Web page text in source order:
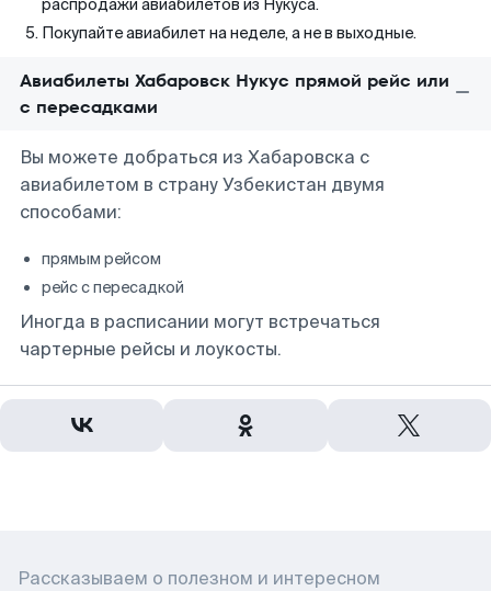
распродажи авиабилетов из Нукуса.
Покупайте авиабилет на неделе, а не в выходные.
Авиабилеты Хабаровск Нукус прямой рейс или
с пересадками
Вы можете добраться из Хабаровска с
авиабилетом в страну Узбекистан двумя
способами:
прямым рейсом
рейс с пересадкой
Иногда в расписании могут встречаться
чартерные рейсы и лоукосты.
Рассказываем о полезном и интересном